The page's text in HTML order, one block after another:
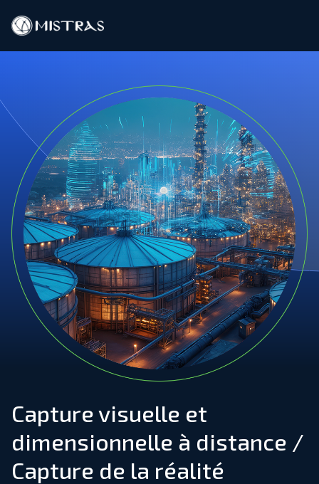
Services sur le terrain
Services en laboratoire
Produits
Industries
Ressources
Contact
Rejoignez notre équipe
FR
Mondial
Capture visuelle et
dimensionnelle à distance /
Capture de la réalité